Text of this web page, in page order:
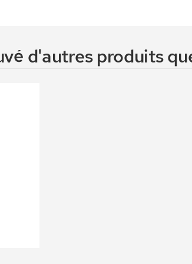
d'autres produits